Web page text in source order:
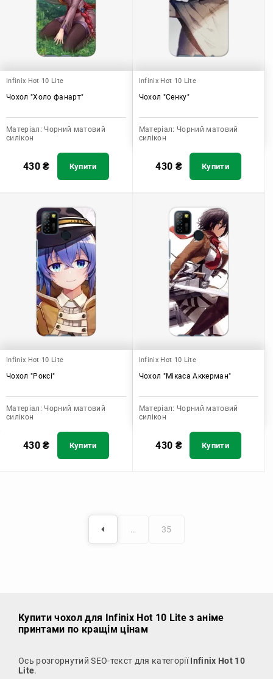
Infinix Hot 10 Lite
Чохол "Холо фанарт"
Матеріал: Чорний матовий
силікон
430₴ Купити
Infinix Hot 10 Lite
Чохол "Сенку"
Матеріал: Чорний матовий
силікон
430 ₴ Купити
Infinix Hot 10 Lite
Чохол "Роксі"
Матеріал: Чорний матовий
силікон
430₴ Купити
Infinix Hot 10 Lite
Чохол "Мікаса Аккерман"
Матеріал: Чорний матовий
силікон
430 ₴ Купити
… 35
Купити чохол для Infinix Hot 10 Lite з аніме
принтами по кращім цінам
Ось розгорнутий SEO-текст для категоріїInfinix Hot 10
Lite.